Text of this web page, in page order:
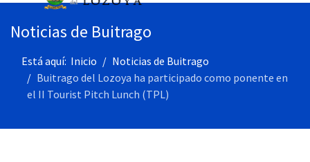
Noticias de Buitrago
Está aquí: Inicio
Noticias de Buitrago
Buitrago del Lozoya ha participado como ponente en
el II Tourist Pitch Lunch (TPL)